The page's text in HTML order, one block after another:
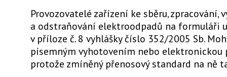
Provozovatelé zařízení ke sběru, zpracování,
a odstraňování elektroodpadů na formuláři
v příloze č. 8 vyhlášky číslo 352/2005 Sb.
písemným vyhotovením nebo elektronickou
protože zmíněný přenosový standard na ně